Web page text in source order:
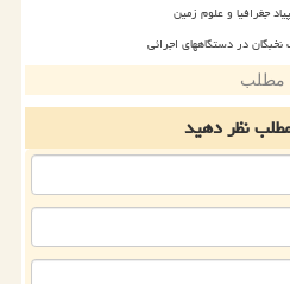
در دستگاههای اجرائی
مطلب
نظر دهید